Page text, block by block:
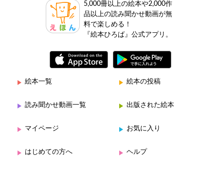
5,000冊以上の絵本や2,000作
品以上の読み聞かせ動画が無
料で楽しめる！
『絵本ひろば』公式アプリ。
絵本一覧 絵本の投稿
読み聞かせ動画一覧 出版された絵本
マイページ お気に入り
はじめての方へ ヘルプ